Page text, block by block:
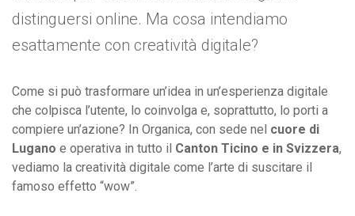
distinguersi online. Ma cosa intendiamo
esattamente con creatività digitale?
Come si può trasformare un’idea in un’esperienza digitale
che colpisca l’utente, lo coinvolga e, soprattutto, lo porti a
compiere un’azione? In Organica, con sede nel cuore di
Lugano e operativa in tutto il Canton Ticino e in Svizzera,
vediamo la creatività digitale come l’arte di suscitare il
famoso effetto “wow”.